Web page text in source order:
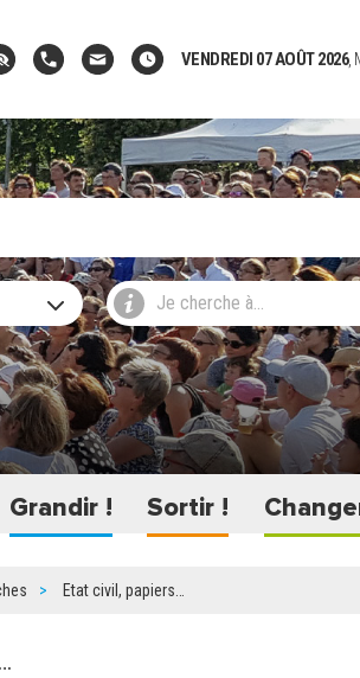
VENDREDI 07 AOÛT 2026,
Je cherche à...
Grandir ! Sortir !
Etat civil, papiers…